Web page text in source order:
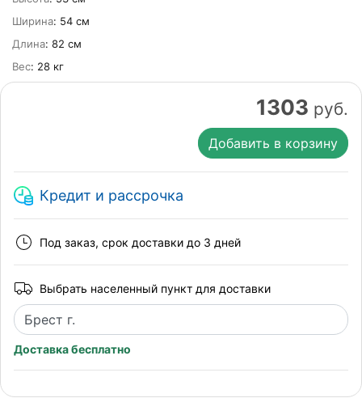
Ширина: 54 см
Длина: 82 см
Вес: 28 кг
1303 руб.
Добавить в корзину
Кредит и рассрочка
Под заказ, срок доставки до 3 дней
Выбрать населенный пункт для доставки
Доставка бесплатно